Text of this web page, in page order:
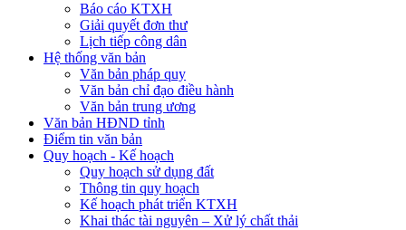
Báo cáo KTXH
Giải quyết đơn thư
Lịch tiếp công dân
Hệ thống văn bản
Văn bản pháp quy
Văn bản chỉ đạo điều hành
Văn bản trung ương
Văn bản HĐND tỉnh
Điểm tin văn bản
Quy hoạch - Kế hoạch
Quy hoạch sử dụng đất
Thông tin quy hoạch
Kế hoạch phát triển KTXH
Khai thác tài nguyên – Xử lý chất thải